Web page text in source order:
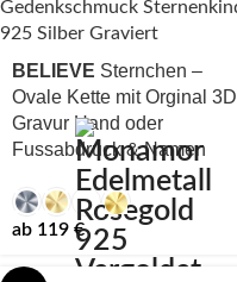
BELIEVE Sternchen –
Ovale Kette mit Orginal 3D
Gravur Hand oder
Fussabdruck & Namen
ab 119 €